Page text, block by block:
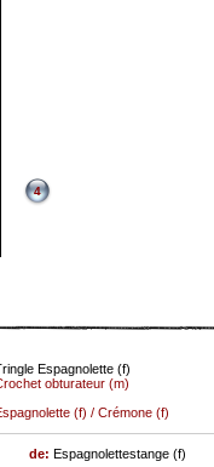
Espagnolette (f)
obturateur (m)
(f) / Crémone (f)
4
de:Espagnolettestange (f)